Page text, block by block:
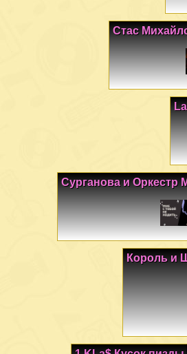
Стас
Сурганова и Оркестр
Король и